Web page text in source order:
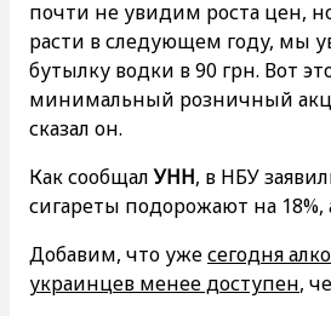
почти не увидим роста цен,
расти в следующем году, мы
бутылку водки в 90 грн. Вот
минимальный розничный
сказал он.
Как сообщалУНН, в НБУ
сигареты подорожают на 18%,
Добавим, что ужесегодня
украинцев менее доступен,